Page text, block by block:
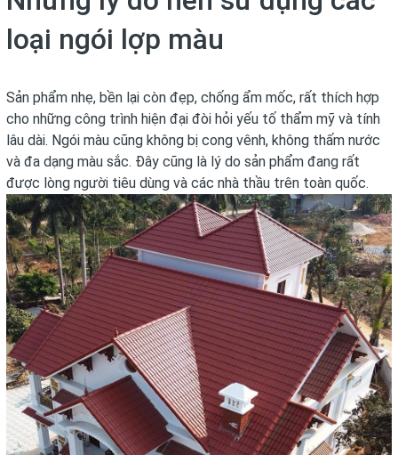
loại ngói lợp màu
Sản phẩm nhẹ, bền lại còn đẹp, chống ẩm mốc, rất thích hợp
cho những công trình hiện đại đòi hỏi yếu tố thẩm mỹ và tính
lâu dài. Ngói màu cũng không bị cong vênh, không thấm nước
và đa dạng màu sắc. Đây cũng là lý do sản phẩm đang rất
được lòng người tiêu dùng và các nhà thầu trên toàn quốc.